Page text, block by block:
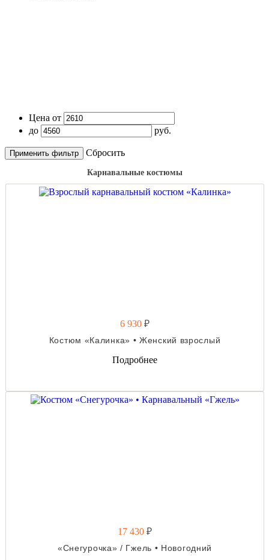
Цена от
до
руб.
Cбросить
Карнавальные костюмы
6 930 ₽
Костюм «Калинка» • Женский взрослый
Подробнее
17 430 ₽
«Снегурочка» / Гжель • Новогодний